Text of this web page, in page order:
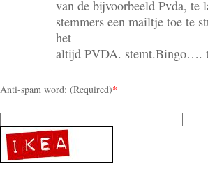
van de bijvoorbeeld Pvda, te
stemmers een mailtje toe te
het
altijd PVDA. stemt.Bingo….
Anti-spam word: (Required)*